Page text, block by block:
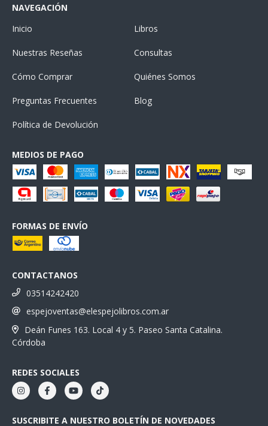
NAVEGACIÓN
Inicio
Libros
Nuestras Reseñas Consultas
Cómo Comprar Quiénes Somos
Preguntas Frecuentes Blog
Política de Devolución
MEDIOS DE PAGO
FORMAS DE ENVÍO
CONTACTANOS
03514242420
espejoventas@elespejolibros.com.ar
Deán Funes 163. Local 4 y 5. Paseo Santa Catalina.
Córdoba
REDES SOCIALES
SUSCRIBITE A NUESTRO BOLETÍN DE NOVEDADES